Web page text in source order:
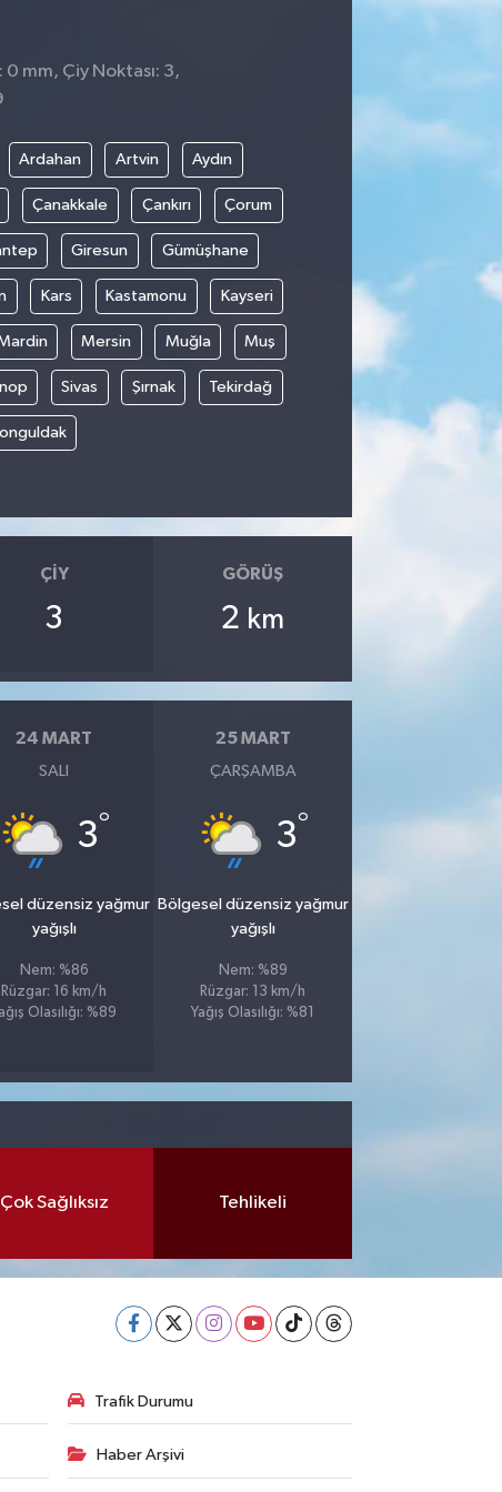
0 mm, Çiy Noktası: 3,
Ardahan Artvin Aydın
Çanakkale Çankırı Çorum
Giresun Gümüşhane
Kars Kastamonu Kayseri
Mersin Muğla Muş
Sivas Şırnak Tekirdağ
ÇIY
3
GÖRÜŞ
2 km
24 MART
SALI
3°
düzensiz yağmur
yağışlı
Nem: %86
Rüzgar: 16 km/h
Olasılığı: %89
25 MART
ÇARŞAMBA
3°
Bölgesel düzensiz yağmur
yağışlı
Nem: %89
Rüzgar: 13 km/h
Yağış Olasılığı: %81
Çok Sağlıksız Tehlikeli
Trafik Durumu
Haber Arşivi